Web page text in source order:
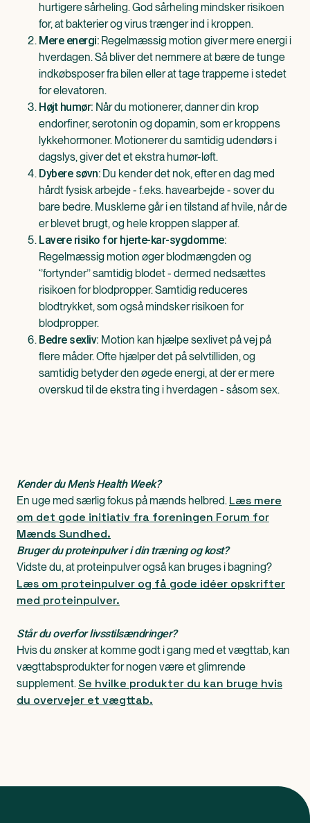
hurtigere sårheling. God sårheling mindsker risikoen
for, at bakterier og virus trænger ind i kroppen.
Mere energi: Regelmæssig motion giver mere energi i
hverdagen. Så bliver det nemmere at bære de tunge
indkøbsposer fra bilen eller at tage trapperne i stedet
for elevatoren.
Højt humør: Når du motionerer, danner din krop
endorfiner, serotonin og dopamin, som er kroppens
lykkehormoner. Motionerer du samtidig udendørs i
dagslys, giver det et ekstra humør-løft.
Dybere søvn: Du kender det nok, efter en dag med
hårdt fysisk arbejde - f.eks. havearbejde - sover du
bare bedre. Musklerne går i en tilstand af hvile, når de
er blevet brugt, og hele kroppen slapper af.
Lavere risiko for hjerte-kar-sygdomme:
Regelmæssig motion øger blodmængden og
‘’fortynder’’ samtidig blodet - dermed nedsættes
risikoen for blodpropper. Samtidig reduceres
blodtrykket, som også mindsker risikoen for
blodpropper.
Bedre sexliv: Motion kan hjælpe sexlivet på vej på
flere måder. Ofte hjælper det på selvtilliden, og
samtidig betyder den øgede energi, at der er mere
overskud til de ekstra ting i hverdagen - såsom sex.
Kender du Men's Health Week?
En uge med særlig fokus på mænds helbred. Læs mere
om det gode initiativ fra foreningen Forum for
Mænds Sundhed.
Bruger du proteinpulver i din træning og kost?
Vidste du, at proteinpulver også kan bruges i bagning?
Læs om proteinpulver og få gode idéer opskrifter
med proteinpulver.
Står du overfor livsstilsændringer?
Hvis du ønsker at komme godt i gang med et vægttab, kan
vægttabsprodukter for nogen være et glimrende
supplement. Se hvilke produkter du kan bruge hvis
du overvejer et vægttab.